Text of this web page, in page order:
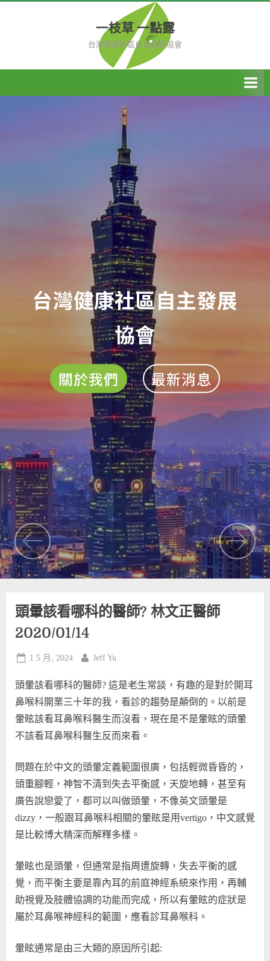
一枝草 一點露
台灣健康社區自主發展協會
頭暈該看哪科的醫師? 林文正醫師
2020/01/14
Posted
1 5 月, 2024 By
Jeff Yu
頭暈該看哪科的醫師? 這是老生常談，有趣的是對於開耳
鼻喉科開業三十年的我，看診的趨勢是顛倒的。以前是
暈眩該看耳鼻喉科醫生而沒看，現在是不是暈眩的頭暈
不該看耳鼻喉科醫生反而來看。
問題在於中文的頭暈定義範圍很廣，包括輕微昏昏的，
頭重腳輕，神智不清到失去平衡感，天旋地轉，甚至有
廣告說戀愛了，都可以叫做頭暈，不像英文頭暈是
dizzy，一般跟耳鼻喉科相關的暈眩是用vertigo，中文感覺
是比較博大精深而解釋多樣。
暈眩也是頭暈，但通常是指周遭旋轉，失去平衡的感
覺，而平衡主要是靠內耳的前庭神經系統來作用，再輔
助視覺及肢體協調的功能而完成，所以有暈眩的症狀是
屬於耳鼻喉神經科的範圍，應看診耳鼻喉科。
暈眩通常是由三大類的原因所引起: